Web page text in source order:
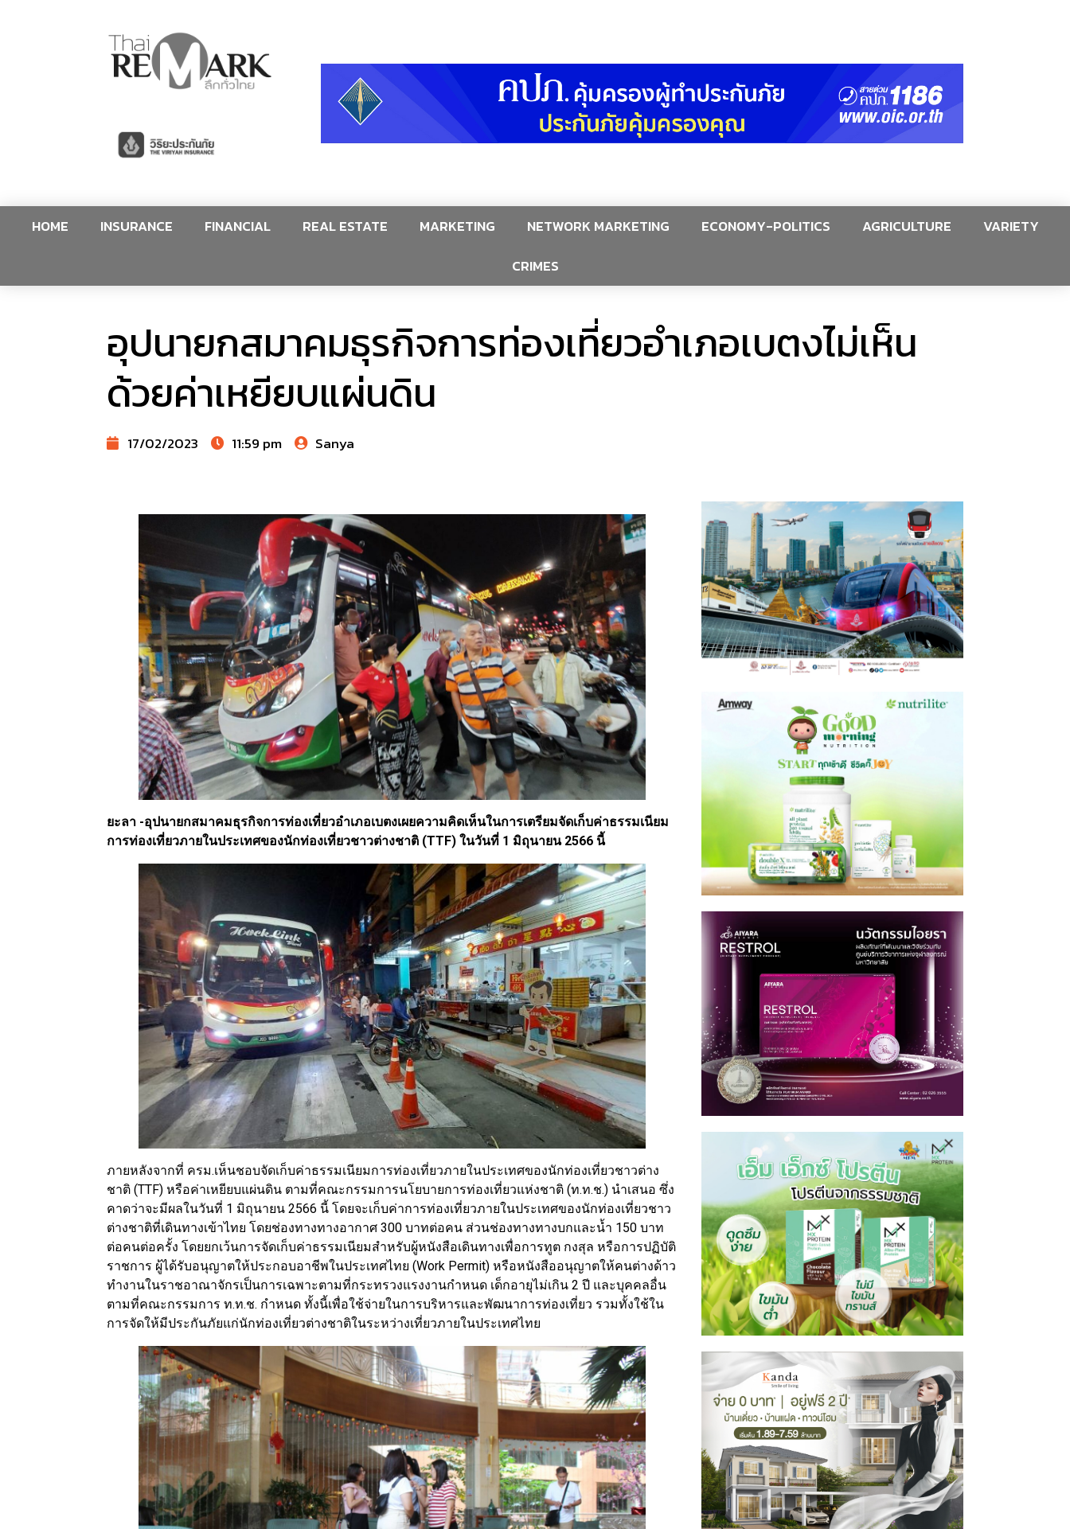
HOME INSURANCE FINANCIAL REAL ESTATE MARKETING NETWORK MARKETING ECONOMY-POLITICS AGRICULTURE
VARIETY
CRIMES
อุปนายกสมาคมธุรกิจการท่องเที่ยวอำเภอเบตงไม่เห็น
ด้วยค่าเหยียบแผ่นดิน
17/02/2023 11:59 pm Sanya
ยะลา -อุปนายกสมาคมธุรกิจการท่องเที่ยวอำเภอเบตงเผยความคิดเห็นในการเตรียมจัดเก็บค่าธรรมเนียม
การท่องเที่ยวภายในประเทศของนักท่องเที่ยวชาวต่างชาติ (TTF) ในวันที่ 1 มิถุนายน 2566 นี้
ภายหลังจากที่ ครม.เห็นชอบจัดเก็บค่าธรรมเนียมการท่องเที่ยวภายในประเทศของนักท่องเที่ยวชาวต่าง
ชาติ (TTF) หรือค่าเหยียบแผ่นดิน ตามที่คณะกรรมการนโยบายการท่องเที่ยวแห่งชาติ (ท.ท.ช.) นำเสนอ ซึ่ง
คาดว่าจะมีผลในวันที่ 1 มิถุนายน 2566 นี้ โดยจะเก็บค่าการท่องเที่ยวภายในประเทศของนักท่องเที่ยวชาว
ต่างชาติที่เดินทางเข้าไทย โดยช่องทางทางอากาศ 300 บาทต่อคน ส่วนช่องทางทางบกและน้ำ 150 บาท
ต่อคนต่อครั้ง โดยยกเว้นการจัดเก็บค่าธรรมเนียมสำหรับผู้หนังสือเดินทางเพื่อการทูต กงสุล หรือการปฏิบัติ
ราชการ ผู้ได้รับอนุญาตให้ประกอบอาชีพในประเทศไทย (Work Permit) หรือหนังสืออนุญาตให้คนต่างด้าว
ทำงานในราชอาณาจักรเป็นการเฉพาะตามที่กระทรวงแรงงานกำหนด เด็กอายุไม่เกิน 2 ปี และบุคคลอื่น
ตามที่คณะกรรมการ ท.ท.ช. กำหนด ทั้งนี้เพื่อใช้จ่ายในการบริหารและพัฒนาการท่องเที่ยว รวมทั้งใช้ใน
การจัดให้มีประกันภัยแก่นักท่องเที่ยวต่างชาติในระหว่างเที่ยวภายในประเทศไทย